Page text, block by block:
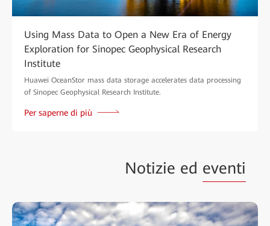
Using Mass Data to Open a New Era of Energy
Exploration for Sinopec Geophysical Research
Institute
Huawei OceanStor mass data storage accelerates data processing
of Sinopec Geophysical Research Institute.
Per saperne di più
Notizie ed eventi